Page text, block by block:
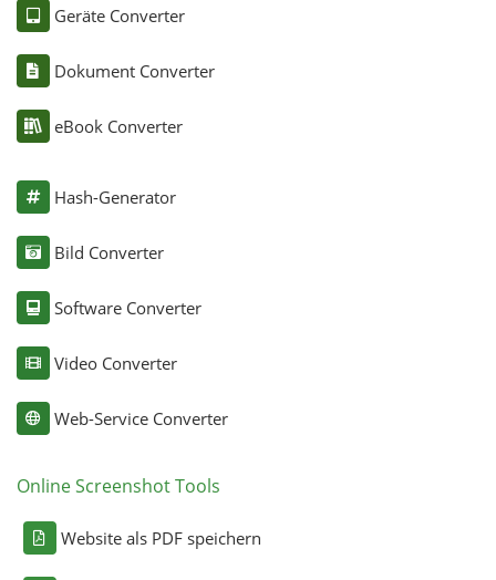
Geräte Converter
Dokument Converter
eBook Converter
Hash-Generator
Bild Converter
Software Converter
Video Converter
Web-Service Converter
Online Screenshot Tools
Website als PDF speichern